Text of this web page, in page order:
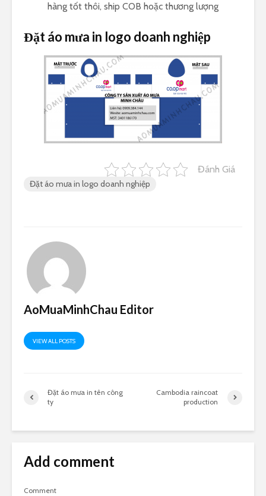
hàng tốt thôi, ship COB hoặc thương lượng
Đặt áo mưa in logo doanh nghiệp
Đánh Giá
Đặt áo mưa in logo doanh nghiệp
AoMuaMinhChau Editor
VIEW ALL POSTS
Đặt áo mưa in tên công
ty
Cambodia raincoat
production
Add comment
Comment